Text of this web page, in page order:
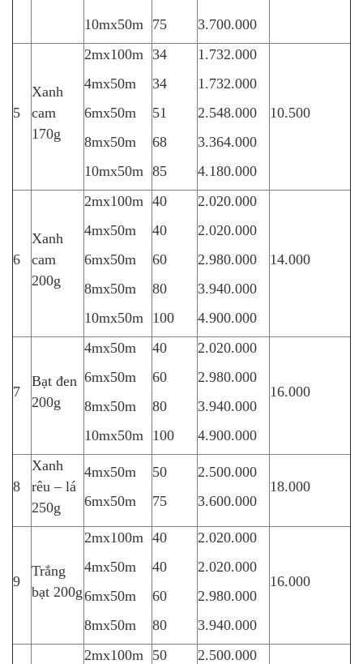
10mx50m
75
3.700.000
5
Xanh
cam
170g
2mx100m
4mx50m
6mx50m
8mx50m
10mx50m
34
34
51
68
85
1.732.000
1.732.000
2.548.000
3.364.000
4.180.000
10.500
6
Xanh
cam
200g
2mx100m
4mx50m
6mx50m
8mx50m
10mx50m
40
40
60
80
100
2.020.000
2.020.000
2.980.000
3.940.000
4.900.000
14.000
7
Bạt đen
200g
4mx50m
6mx50m
8mx50m
10mx50m
40
60
80
100
2.020.000
2.980.000
3.940.000
4.900.000
16.000
8
Xanh
rêu – lá
250g
4mx50m
6mx50m
50
75
2.500.000
3.600.000
18.000
9
Trắng
bạt 200g
2mx100m
4mx50m
6mx50m
8mx50m
40
40
60
80
2.020.000
2.020.000
2.980.000
3.940.000
16.000
2mx100m
50
2.500.000